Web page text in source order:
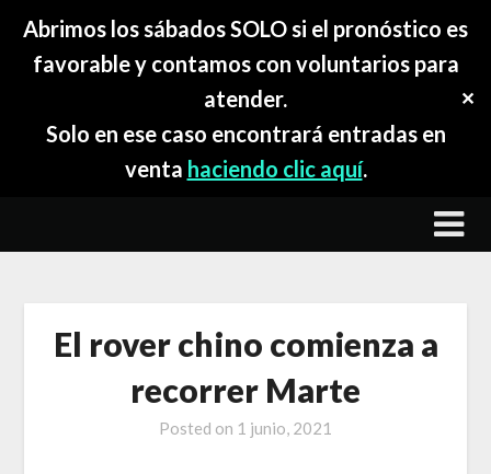
Abrimos los sábados SOLO si el pronóstico es
favorable y contamos con voluntarios para
atender.
Solo en ese caso encontrará entradas en
venta haciendo clic aquí.
✕
El rover chino comienza a
recorrer Marte
Posted on 1 junio, 2021